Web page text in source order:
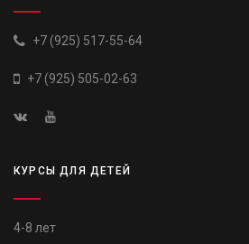
+7 (925) 517-55-64
+7 (925) 505-02-63
КУРСЫ ДЛЯ ДЕТЕЙ
4-8 лет